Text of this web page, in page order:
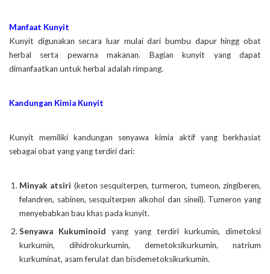
Manfaat Kunyit
Kunyit digunakan secara luar mulai dari bumbu dapur hingg obat
herbal serta pewarna makanan. Bagian kunyit yang dapat
dimanfaatkan untuk herbal adalah rimpang.
Kandungan Kimia Kunyit
Kunyit memiliki kandungan senyawa kimia aktif yang berkhasiat
sebagai obat yang yang terdiri dari:
Minyak atsiri (keton sesquiterpen, turmeron, tumeon, zingiberen,
felandren, sabinen, sesquiterpen alkohol dan sineil). Tumeron yang
menyebabkan bau khas pada kunyit.
Senyawa Kukuminoidyang yang terdiri kurkumin, dimetoksi
kurkumin, dihidrokurkumin, demetoksikurkumin, natrium
kurkuminat, asam ferulat dan bisdemetoksikurkumin.